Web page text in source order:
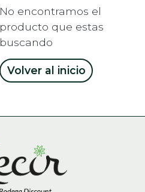
No encontramos el
producto que estas
buscando
Volver al inicio